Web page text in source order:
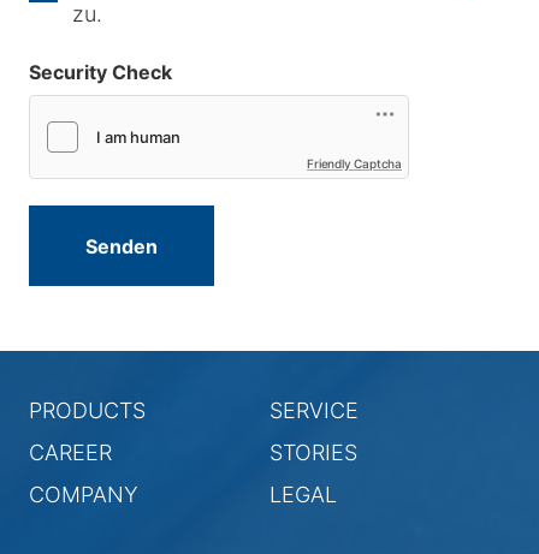
zu.
Security Check
Friendly Captcha
PRODUCTS
SERVICE
CAREER
STORIES
COMPANY
LEGAL